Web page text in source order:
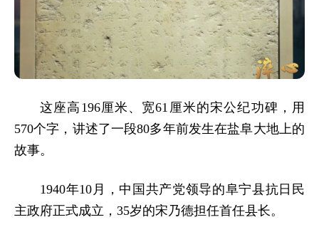
这座高196厘米、宽61厘米的宋公纪功碑，用
570个字，讲述了一段80多年前发生在盐阜大地上的
故事。
1940年10月，中国共产党领导的阜宁县抗日民
主政府正式成立，35岁的宋乃德担任首任县长。